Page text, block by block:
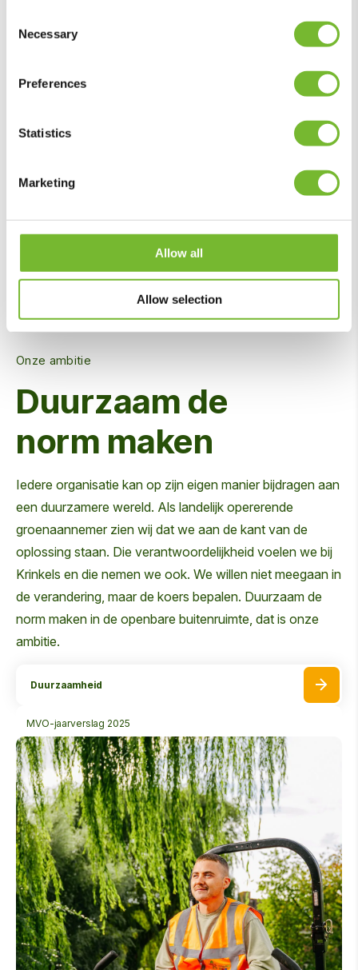
Selection
Necessary
Preferences
Statistics
Marketing
Allow all
Allow selection
Onze ambitie
Duurzaam de
norm maken
Iedere organisatie kan op zijn eigen manier bijdragen aan
een duurzamere wereld. Als landelijk opererende
groenaannemer zien wij dat we aan de kant van de
oplossing staan. Die verantwoordelijkheid voelen we bij
Krinkels en die nemen we ook. We willen niet meegaan in
de verandering, maar de koers bepalen. Duurzaam de
norm maken in de openbare buitenruimte, dat is onze
ambitie.
Duurzaamheid
MVO-jaarverslag 2025